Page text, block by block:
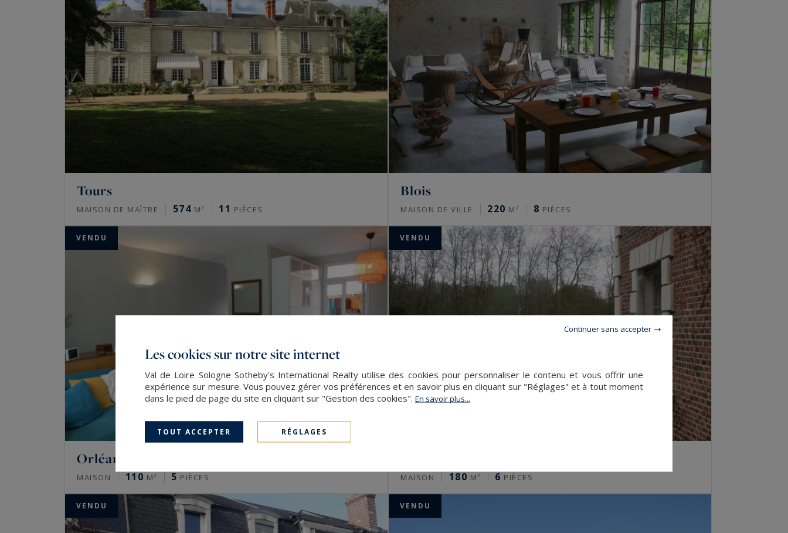
Tours
MAISON DE MAÎTRE 574 M² 11 PIÈCES
Blois
MAISON DE VILLE 220 M² 8 PIÈCES
VENDU
Orléans
MAISON 110 M² 5 PIÈCES
VENDU
MAISON 180 M² 6 PIÈCES
VENDU VENDU
Les cookies sur notre site internet
Val de Loire Sologne Sotheby's International Realty utilise des cookies pour personnaliser le contenu et vous offrir une
expérience sur mesure. Vous pouvez gérer vos préférences et en savoir plus en cliquant sur "Réglages" et à tout moment
dans le pied de page du site en cliquant sur "Gestion des cookies". En savoir plus...
TOUT ACCEPTER RÉGLAGES
Continuer sans accepter